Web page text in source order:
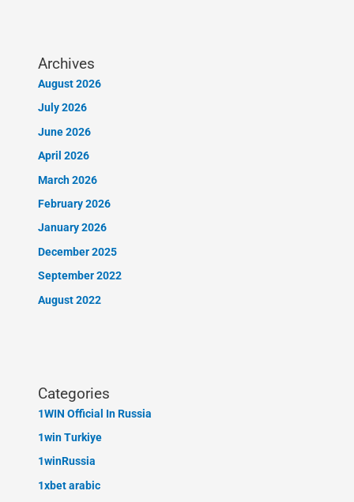
Archives
August 2026
July 2026
June 2026
April 2026
March 2026
February 2026
January 2026
December 2025
September 2022
August 2022
Categories
1WIN Official In Russia
1win Turkiye
1winRussia
1xbet arabic